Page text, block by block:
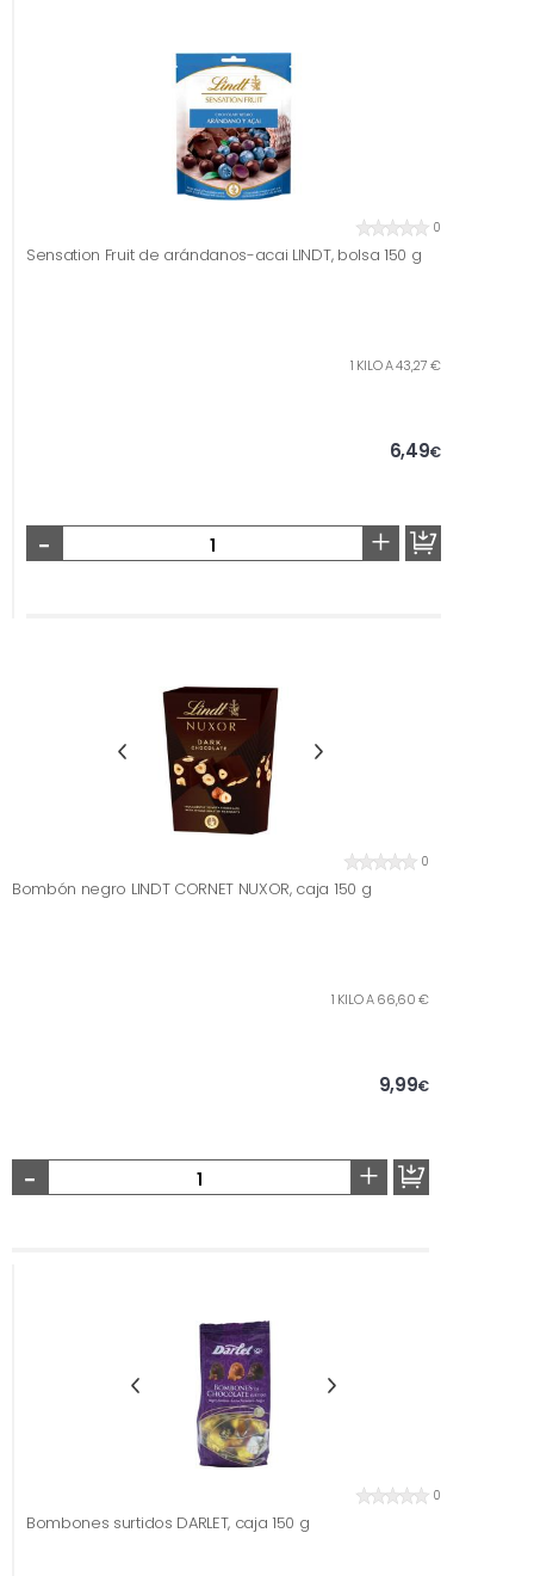
0
Sensation Fruit de arándanos-acai LINDT, bolsa 150 g
1 KILO A 43,27 €
6,49€
- +
0
Bombón negro LINDT CORNET NUXOR, caja 150 g
1 KILO A 66,60 €
9,99€
- +
0
Bombones surtidos DARLET, caja 150 g